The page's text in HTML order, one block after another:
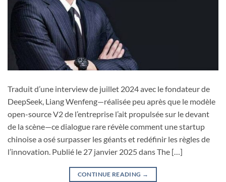
Traduit d’une interview de juillet 2024 avec le fondateur de
DeepSeek, Liang Wenfeng—réalisée peu après que le modèle
open-source V2 de l’entreprise l’ait propulsée sur le devant
de la scène—ce dialogue rare révèle comment une startup
chinoise a osé surpasser les géants et redéfinir les règles de
l’innovation. Publié le 27 janvier 2025 dans The […]
CONTINUE READING →